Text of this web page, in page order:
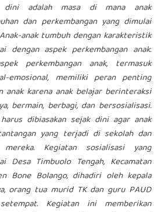
dini adalah masa di mana anak
dan perkembangan yang dimulai
anak tumbuh dengan karakteristik
dengan aspek perkembangan anak.
perkembangan anak, termasuk
emosional, memiliki peran penting
anak karena anak belajar berinteraksi
bermain, berbagi, dan bersosialisasi.
dibiasakan sejak dini agar anak
yang terjadi di sekolah dan
Kegiatan sosialisasi yang
Desa Timbuolo Tengah, Kecamatan
Bone Bolango, dihadiri oleh kepala
orang tua murid TK dan guru PAUD
Kegiatan ini memberikan